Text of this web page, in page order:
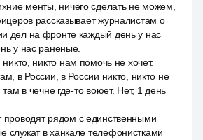
менты, ничего сделать не можем,
рассказывает журналистам о
дел на фронте каждый день у нас
у нас раненые.
никто нам помочь не хочет.
в России, в России никто, никто не
в чечне где-то воюет. Нет, 1 день
рядом с единственными
служат в ханкале телефонистками